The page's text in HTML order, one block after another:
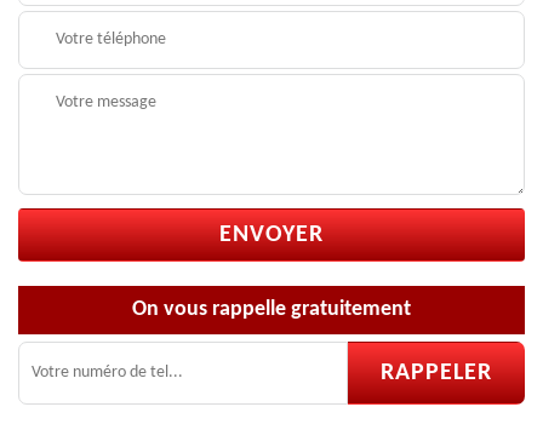
On vous rappelle gratuitement